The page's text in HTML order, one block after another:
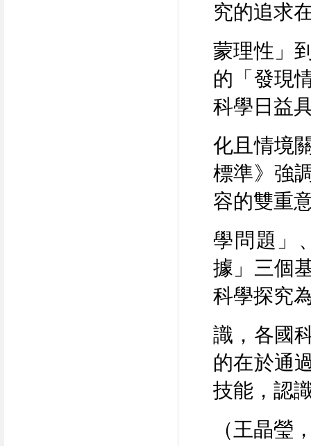
究的追求
蒙理性」
的「發現
科學日益
化且情境
標準》強
容的雙重
學問題」
據」三個
科學探究
識，各國
的在於通
技能，認
（王晶瑩